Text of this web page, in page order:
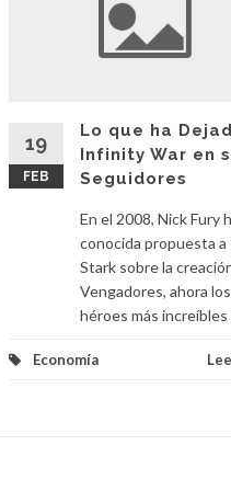
19
FEB
Lo que ha
Infinity War en
Seguidores
En el 2008, Nick Fury
conocida propuesta a
Stark sobre la
Vengadores, ahora los
héroes más increíbles
Economía